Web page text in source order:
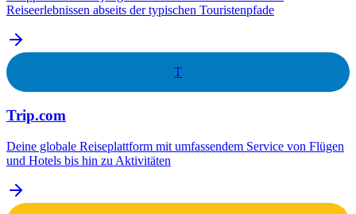
Reiseerlebnissen abseits der typischen Touristenpfade
T
Trip.com
Deine globale Reiseplattform mit umfassendem Service von Flügen
und Hotels bis hin zu Aktivitäten